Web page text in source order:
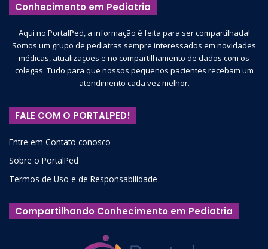
Conhecimento em Pediatria
Aqui no PortalPed, a informação é feita para ser compartilhada!
Somos um grupo de pediatras sempre interessados em novidades
médicas, atualizações e no compartilhamento de dados com os
colegas. Tudo para que nossos pequenos pacientes recebam um
atendimento cada vez melhor.
FALE COM O PORTALPED!
Entre em Contato conosco
Sobre o PortalPed
Termos de Uso e de Responsabilidade
Compartilhando Conhecimento em Pediatria